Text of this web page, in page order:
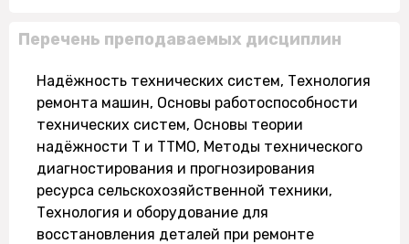
Перечень преподаваемых дисциплин
Надёжность технических систем, Технология
ремонта машин, Основы работоспособности
технических систем, Основы теории
надёжности Т и ТТМО, Методы технического
диагностирования и прогнозирования
ресурса сельскохозяйственной техники,
Технология и оборудование для
восстановления деталей при ремонте